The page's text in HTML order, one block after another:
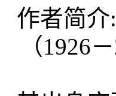
作者简
（1926